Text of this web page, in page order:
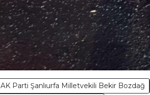
AK Parti Şanlıurfa Milletvekili Bekir Bozdağ